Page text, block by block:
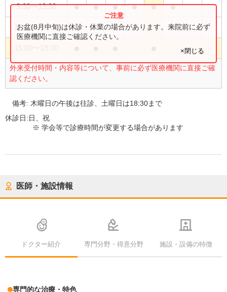
9:30〜13:30 ● ● ● ● ● ●
15:00〜18:30 ●
外来受付時間・内容等について、事前に必ず医療機関に直接ご確
認ください。
お盆(8月中旬)は休診・休業の場合があります。来院前に必ず
医療機関に直接ご確認ください。
×閉じる
備考: 木曜日の午後は往診、土曜日は18:30まで
休診日:日、祝
※ 学会等で診療時間が変更する場合があります
医師・施設情報
ドクター紹介 専門分野・得意分野 施設・設備の特徴
専門的な治療・特色